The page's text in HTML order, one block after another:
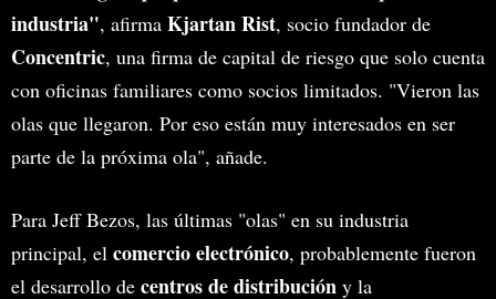
industria", afirma Kjartan Rist, socio fundador de
Concentric, una firma de capital de riesgo que solo cuenta
con oficinas familiares como socios limitados. "Vieron las
olas que llegaron. Por eso están muy interesados en ser
parte de la próxima ola", añade.
Para Jeff Bezos, las últimas "olas" en su industria
principal, el comercio electrónico, probablemente fueron
el desarrollo de centros de distribución y la